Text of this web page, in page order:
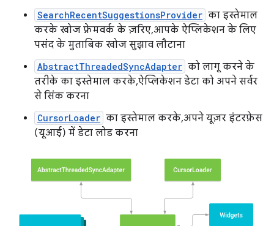
SearchRecentSuggestionsProvider का इस्तेमाल
करके खोज फ़्रेमवर्क के ज़रिए, आपके ऐप्लिकेशन के लिए
पसंद के मुताबिक खोज सुझाव लौटाना
AbstractThreadedSyncAdapter को लागू करने के
तरीके का इस्तेमाल करके, ऐप्लिकेशन डेटा को अपने सर्वर
से सिंक करना
CursorLoader का इस्तेमाल करके, अपने यूज़र इंटरफ़ेस
(यूआई) में डेटा लोड करना